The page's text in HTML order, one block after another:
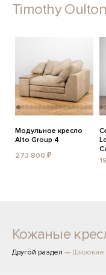
Timothy Oulton
Модульное кресло
Alto Group 4
273 800 ₽
Кожаные
Другой раздел — Широкие